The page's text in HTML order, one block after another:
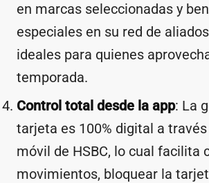
en marcas seleccionadas y
especiales en su red de
ideales para quienes
temporada.
Control total desde la app: La
tarjeta es 100% digital a
móvil de HSBC, lo cual facilita
movimientos, bloquear la